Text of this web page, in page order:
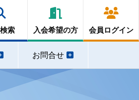
索 入会希望の方 会員ログイン
お問合せ